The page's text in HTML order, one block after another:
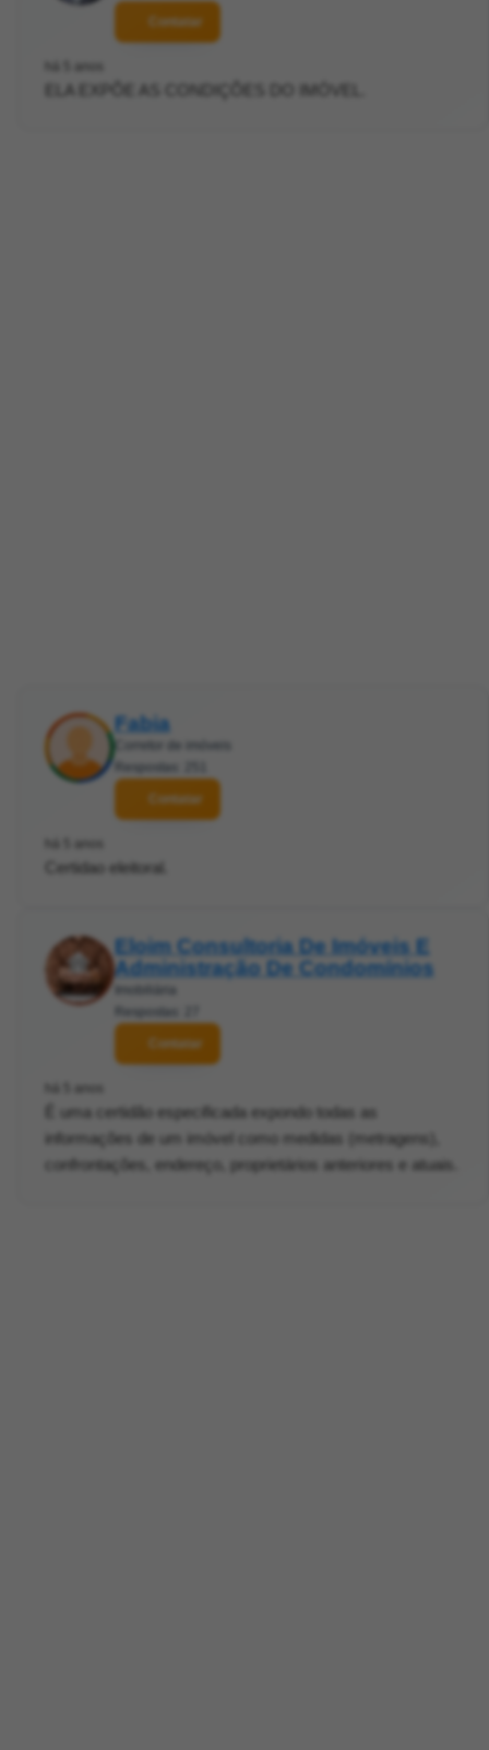
Contatar
há 5 anos
ELA EXPÕE AS CONDIÇÕES DO IMÓVEL.
Fabia
Corretor de imóveis
Respostas: 251
Contatar
há 5 anos
Certidao eleitoral.
Eloim Consultoria De Imóveis E
Administração De Condomínios
Imobiliária
Respostas: 27
Contatar
há 5 anos
É uma certidão especificada expondo todas as
informações de um imóvel como medidas (metragens),
confrontações, endereço, proprietários anteriores e atuais.